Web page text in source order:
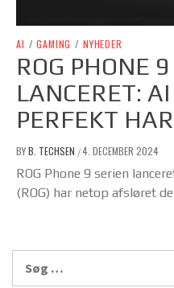
AI / GAMING / NYHEDER
ROG PHONE
LANCERET:
PERFEKT
BYB. TECHSEN /4. DECEMBER 2024
ROG Phone 9 serien
(ROG) har netop afsløret
efter: